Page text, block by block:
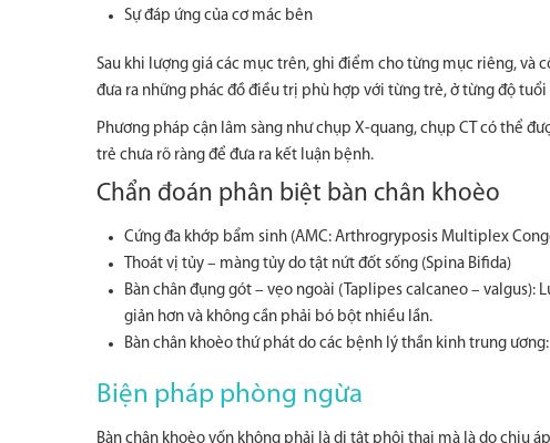
Sự đáp ứng của cơ mác bên
Sau khi lượng giá các mục trên, ghi điểm cho từng mục riêng, và
đưa ra những phác đồ điều trị phù hợp với từng trẻ, ở từng độ tuổi
Phương pháp cận lâm sàng như chụp X-quang, chụp CT có thể
trẻ chưa rõ ràng để đưa ra kết luận bệnh.
Chẩn đoán phân biệt bàn chân khoèo
Cứng đa khớp bẩm sinh (AMC: Arthrogryposis Multiplex
Thoát vị tủy – màng tủy do tật nứt đốt sống (Spina Bifida)
Bàn chân đụng gót – vẹo ngoài (Taplipes calcaneo –
giản hơn và không cần phải bó bột nhiều lần.
Bàn chân khoèo thứ phát do các bệnh lý thần kinh trung
Biện pháp phòng ngừa
Bàn chân khoèo vốn không phải là dị tật phôi thai mà là do chịu